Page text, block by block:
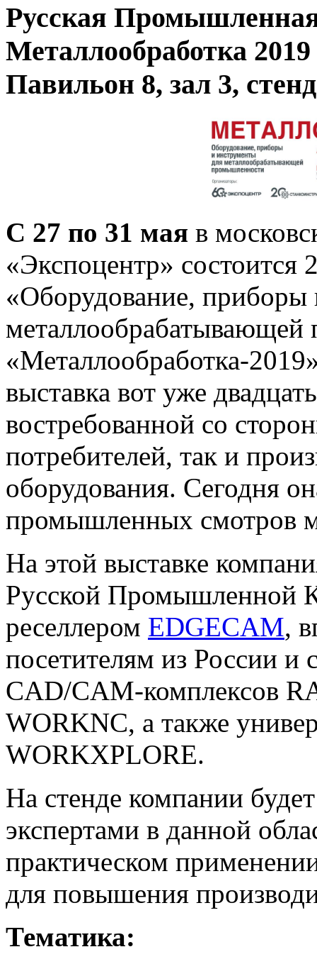
Русская
Металлообработка
Павильон 8, зал 3,
С 27 по 31 мая в
«Экспоцентр» состоится
«Оборудование, приборы
«Металлообработка-
выставка вот уже
востребованной со
потребителей, так и
оборудования. Сегодня
промышленных смотров
На этой выставке
Русской Промышленной
реселлером EDGECAM,
посетителям из России
CAD/CAM-комплексов
WORKNC, а также
WORKXPLORE.
На стенде компании
экспертами в данной
практическом
для повышения
Тематика: